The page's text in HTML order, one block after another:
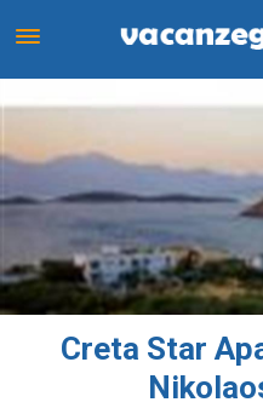
Creta Star